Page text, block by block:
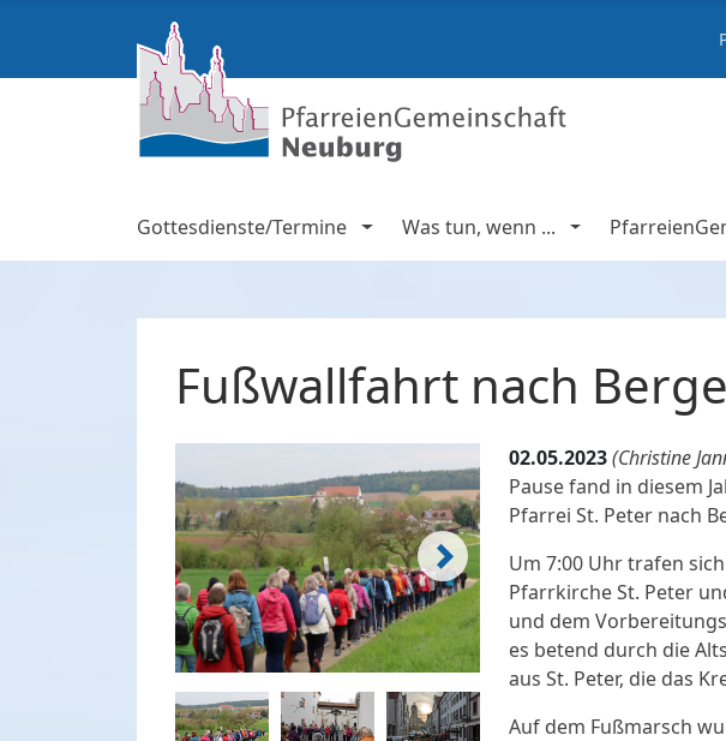
Gottesdienste/Termine Was tun, wenn ...
Fußwallfahrt nach
02.05.2023(Christine
Pause fand in diesem
Pfarrei St. Peter nach
Um 7:00 Uhr trafen
Pfarrkirche St. Peter
und dem
es betend durch die
aus St. Peter, die das
Auf dem Fußmarsch